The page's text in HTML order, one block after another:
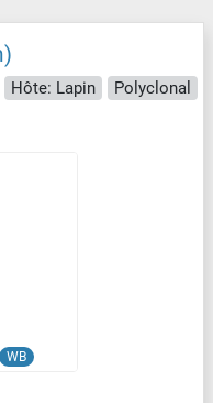
Hôte: Lapin
Polyclonal
WB